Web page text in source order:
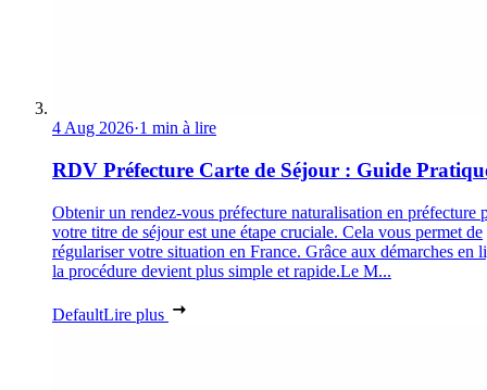
4 Aug 2026·1 min à lire
RDV Préfecture Carte de Séjour : Guide
Obtenir un rendez-vous préfecture naturalisation en préfecture
votre titre de séjour est une étape cruciale. Cela vous permet de
régulariser votre situation en France. Grâce aux démarches en
la procédure devient plus simple et rapide.Le M...
DefaultLire plus